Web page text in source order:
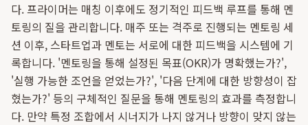
다. 프라이머는 매칭 이후에도 정기적인 피드백 루프를 통해 멘
토링의 질을 관리합니다. 매주 또는 격주로 진행되는 멘토링 세
션 이후, 스타트업과 멘토는 서로에 대한 피드백을 시스템에 기
록합니다. '멘토링을 통해 설정된 목표(OKR)가 명확했는가?',
'실행 가능한 조언을 얻었는가?', '다음 단계에 대한 방향성이 잡
혔는가?' 등의 구체적인 질문을 통해 멘토링의 효과를 측정합니
다. 만약 특정 조합에서 시너지가 나지 않거나 방향이 맞지 않는